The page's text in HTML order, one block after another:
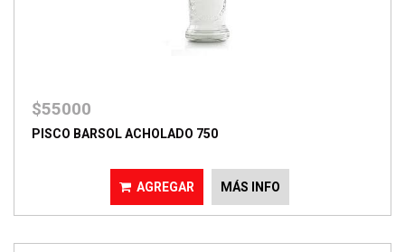
$55000
PISCO BARSOL ACHOLADO 750
AGREGAR MÁS INFO